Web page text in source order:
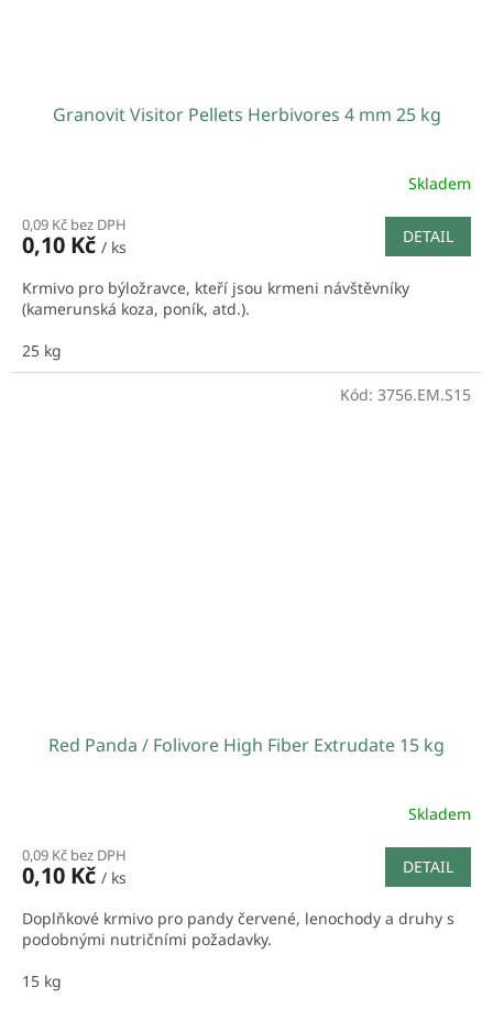
Granovit Visitor Pellets Herbivores 4 mm 25 kg
Skladem
0,09 Kč bez DPH
0,10 Kč / ks
DETAIL
Krmivo pro býložravce, kteří jsou krmeni návštěvníky
(kamerunská koza, poník, atd.).
25 kg
Red Panda / Folivore High Fiber Extrudate 15 kg
Skladem
0,09 Kč bez DPH
0,10 Kč / ks
DETAIL
Doplňkové krmivo pro pandy červené, lenochody a druhy s
podobnými nutričními požadavky.
15 kg
Kód: 3756.EM.S15